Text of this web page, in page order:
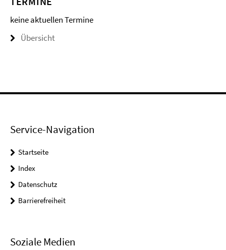
keine aktuellen Termine
Übersicht
Service-Navigation
Startseite
Index
Datenschutz
Barrierefreiheit
Soziale Medien